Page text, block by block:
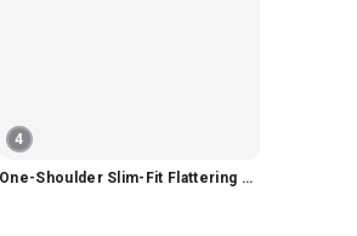
4
One-Shoulder Slim-Fit Flattering Mermaid Skirt Dress V2295